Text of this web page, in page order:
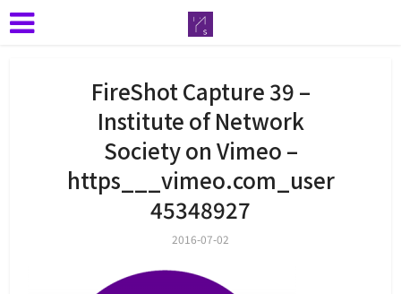
FireShot Capture 39 –
Institute of Network
Society on Vimeo –
https___vimeo.com_user
45348927
2016-07-02